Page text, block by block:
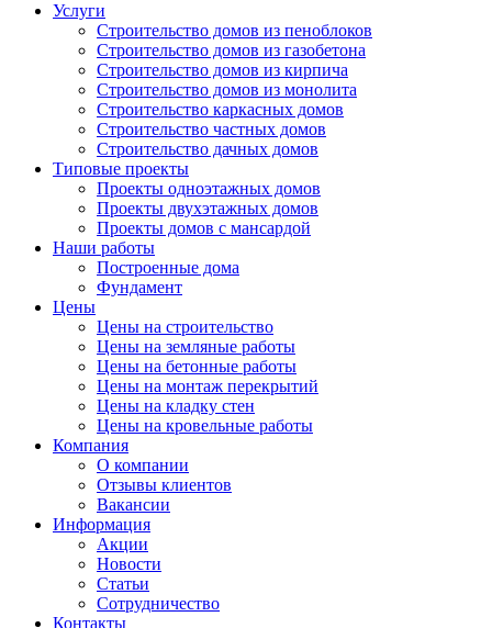
Услуги
Строительство домов из пеноблоков
Строительство домов из газобетона
Строительство домов из кирпича
Строительство домов из монолита
Строительство каркасных домов
Строительство частных домов
Строительство дачных домов
Типовые проекты
Проекты одноэтажных домов
Проекты двухэтажных домов
Проекты домов с мансардой
Наши работы
Построенные дома
Фундамент
Цены
Цены на строительство
Цены на земляные работы
Цены на бетонные работы
Цены на монтаж перекрытий
Цены на кладку стен
Цены на кровельные работы
Компания
О компании
Отзывы клиентов
Вакансии
Информация
Акции
Новости
Статьи
Сотрудничество
Контакты